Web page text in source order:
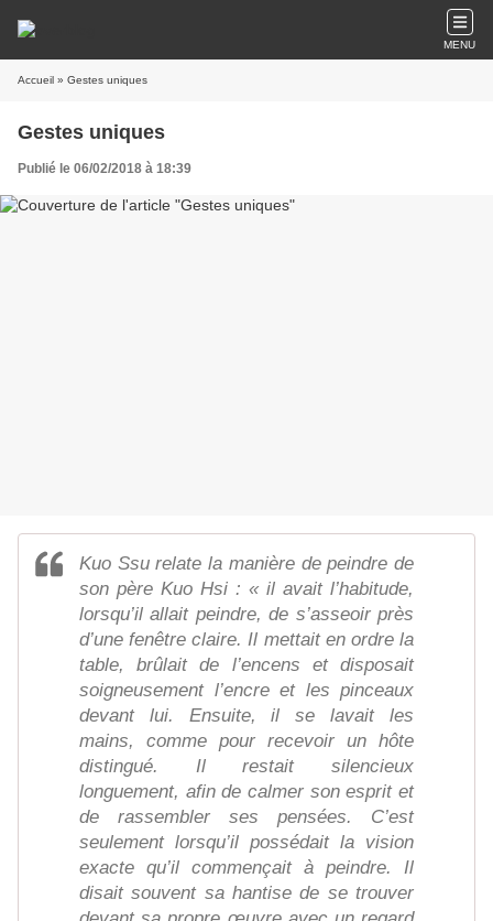
MENU
Accueil » Gestes uniques
Gestes uniques
Publié le 06/02/2018 à 18:39
Kuo Ssu relate la manière de peindre de
son père Kuo Hsi : « il avait l’habitude,
lorsqu’il allait peindre, de s’asseoir près
d’une fenêtre claire. Il mettait en ordre la
table, brûlait de l’encens et disposait
soigneusement l’encre et les pinceaux
devant lui. Ensuite, il se lavait les
mains, comme pour recevoir un hôte
distingué. Il restait silencieux
longuement, afin de calmer son esprit et
de rassembler ses pensées. C’est
seulement lorsqu’il possédait la vision
exacte qu’il commençait à peindre. Il
disait souvent sa hantise de se trouver